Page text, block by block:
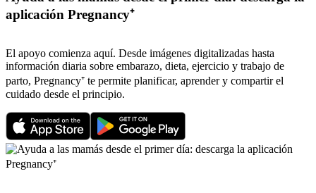
aplicación Pregnancy⁺
El apoyo comienza aquí. Desde imágenes digitalizadas hasta
información diaria sobre embarazo, dieta, ejercicio y trabajo de
parto, Pregnancy⁺ te permite planificar, aprender y compartir el
cuidado desde el principio.